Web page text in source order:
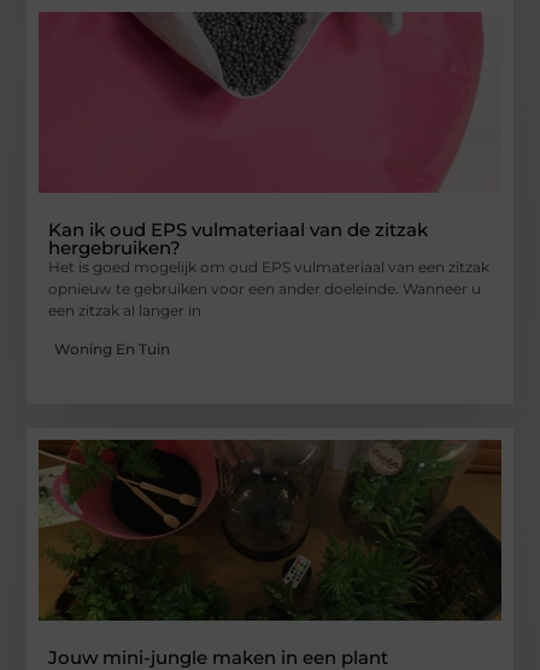
Kan ik oud EPS vulmateriaal van de zitzak
hergebruiken?
Het is goed mogelijk om oud EPS vulmateriaal van een zitzak
opnieuw te gebruiken voor een ander doeleinde. Wanneer u
een zitzak al langer in
Woning En Tuin
Jouw mini-jungle maken in een plant